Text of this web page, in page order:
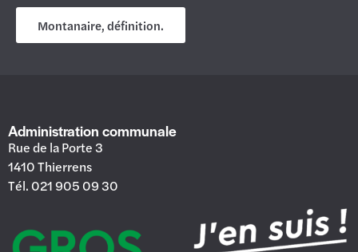
Montanaire, définition.
Administration communale
Rue de la Porte 3
1410 Thierrens
Tél. 021 905 09 30